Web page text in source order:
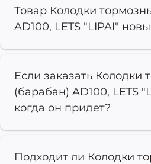
Товар Колодки
AD100, LETS "LIPAI"
Если заказать Колодки
(барабан) AD100, LETS
когда он придет?
Подходит ли Колодки